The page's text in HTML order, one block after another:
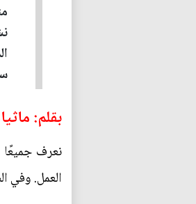
بقلم:
نعرف جميعًا
العمل. وفي